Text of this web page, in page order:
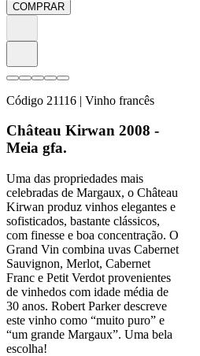
COMPRAR
Código 21116 | Vinho francês
Château Kirwan 2008 -
Meia gfa.
Uma das propriedades mais
celebradas de Margaux, o Château
Kirwan produz vinhos elegantes e
sofisticados, bastante clássicos,
com finesse e boa concentração. O
Grand Vin combina uvas Cabernet
Sauvignon, Merlot, Cabernet
Franc e Petit Verdot provenientes
de vinhedos com idade média de
30 anos. Robert Parker descreve
este vinho como “muito puro” e
“um grande Margaux”. Uma bela
escolha!